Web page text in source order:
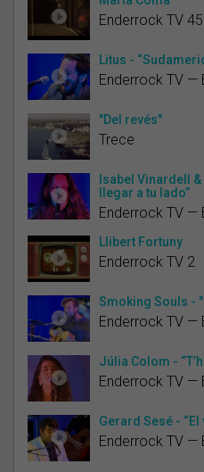
Enderrock TV 45
Litus -
Enderrock TV —
"Del revés"
Trece
Isabel Vinardell
llegar a tu lado”
Enderrock TV —
Llibert Fortuny
Enderrock TV 2
Smoking Souls -
Enderrock TV —
Júlia Colom -
Enderrock TV —
Gerard Sesé -
Enderrock TV —